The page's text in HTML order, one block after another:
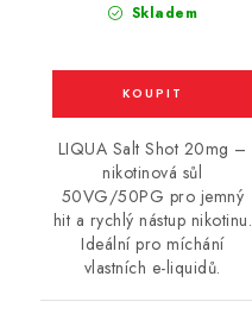
Skladem
LIQUA Salt Shot 20mg –
nikotinová sůl
50VG/50PG pro jemný
hit a rychlý nástup nikotinu.
Ideální pro míchání
vlastních e-liquidů.